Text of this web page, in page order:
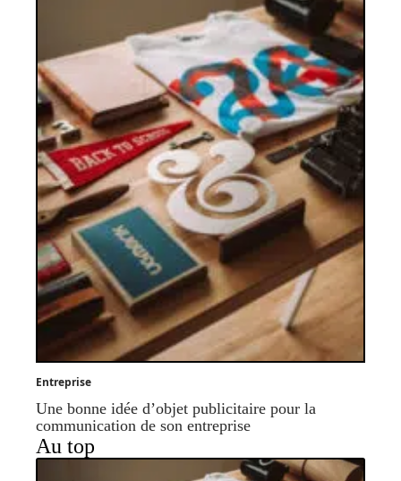
Entreprise
Une bonne idée d’objet publicitaire pour la
communication de son entreprise
Au top